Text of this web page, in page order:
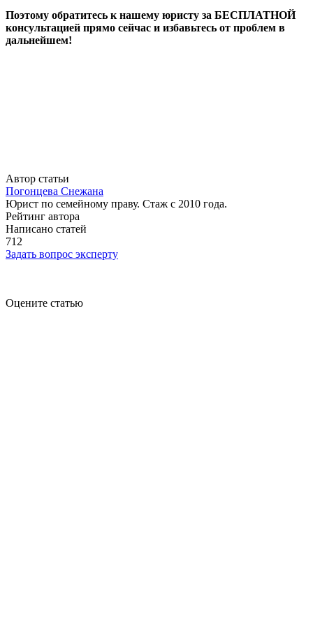
Поэтому обратитесь к нашему юристу за БЕСПЛАТНОЙ
консультацией прямо сейчас и избавьтесь от проблем в
дальнейшем!
Автор статьи
Погонцева Снежана
Юрист по семейному праву. Стаж с 2010 года.
Рейтинг автора
Написано статей
712
Задать вопрос эксперту
Оцените статью